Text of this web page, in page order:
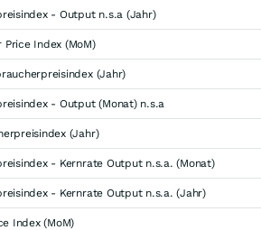
- Output n.s.a (Jahr)
Price Index (MoM)
(Jahr)
- Output (Monat) n.s.a
(Jahr)
- Kernrate Output n.s.a. (Monat)
- Kernrate Output n.s.a. (Jahr)
Index (MoM)